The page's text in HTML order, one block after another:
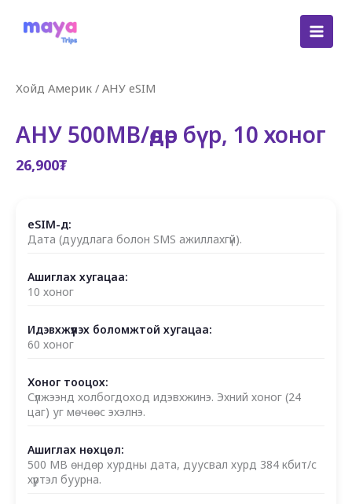
Хойд Америк / АНУ eSIM
АНУ 500MB/өдөр бүр, 10 хоног
26,900₮
eSIM-д:
Дата (дуудлага болон SMS ажиллахгүй).
Ашиглах хугацаа:
10 хоног
Идэвхжүүлэх боломжтой хугацаа:
60 хоног
Хоног тооцох:
Сүлжээнд холбогдоход идэвхжинэ. Эхний хоног (24
цаг) уг мөчөөс эхэлнэ.
Ашиглах нөхцөл:
500 MB өндөр хурдны дата, дуусвал хурд 384 кбит/с
хүртэл буурна.